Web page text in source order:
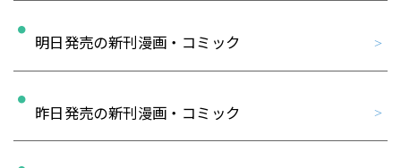
明日発売の新刊漫画・コミック
昨日発売の新刊漫画・コミック